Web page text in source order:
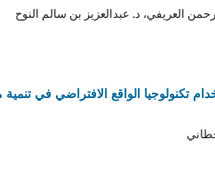
العريفي، د. عبدالعزيز بن سالم النوح
تكنولوجيا الواقع الافتراضي في